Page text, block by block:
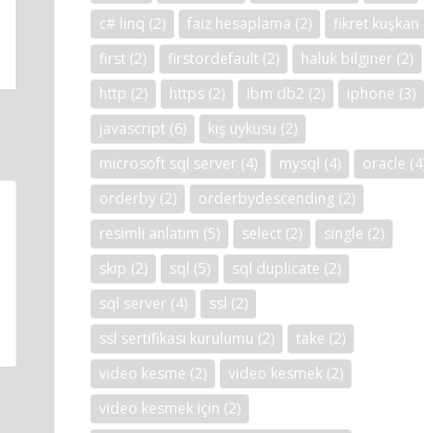
c# linq (2) faiz hesaplama (2) fikret kuşkan
first (2) firstordefault (2) haluk bilginer (2)
http (2) https (2) ibm db2 (2) iphone (3)
javascript (6) kış uykusu (2)
microsoft sql server (4) mysql (4) oracle
orderby (2) orderbydescending (2)
resimli anlatım (5) select (2) single (2)
skip (2) sql (5) sql duplicate (2)
sql server (4) ssl (2)
ssl sertifikası kurulumu (2) take (2)
video kesme (2) video kesmek (2)
video kesmek için (2)